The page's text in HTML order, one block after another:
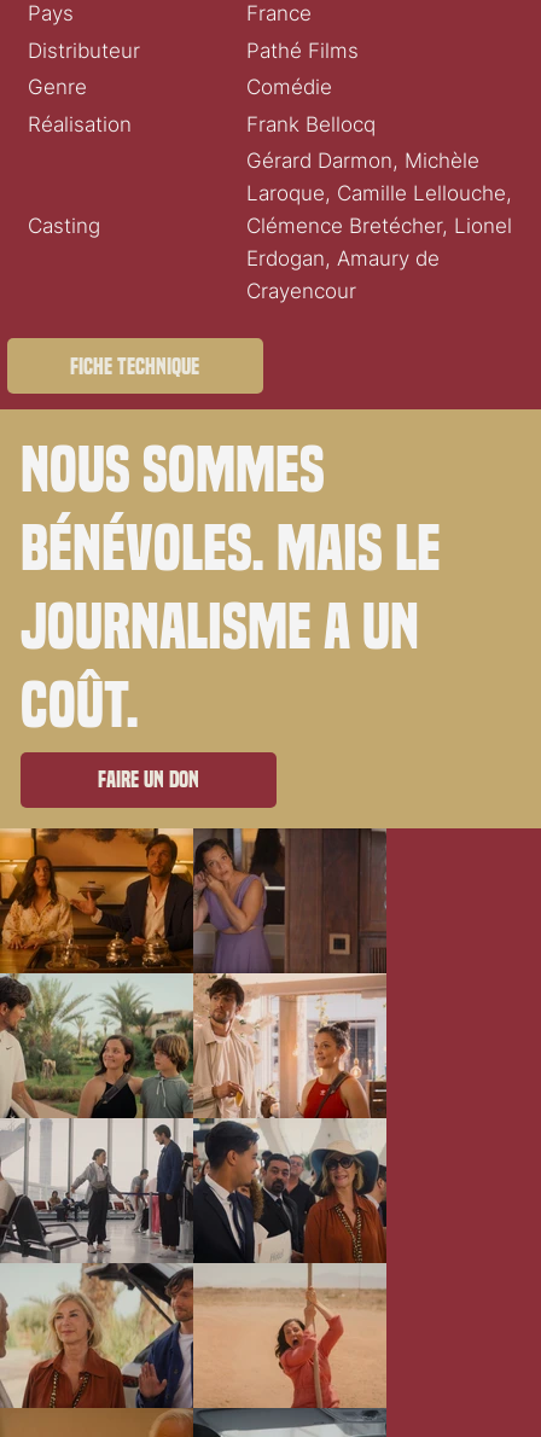
Pays
France
Distributeur
Pathé Films
Genre
Comédie
Réalisation
Frank Bellocq
Casting
Gérard Darmon, Michèle
Laroque, Camille Lellouche,
Clémence Bretécher, Lionel
Erdogan, Amaury de
Crayencour
Fiche technique
Nous sommes
bénévoles. Mais le
journalisme a un
coût.
Faire un don